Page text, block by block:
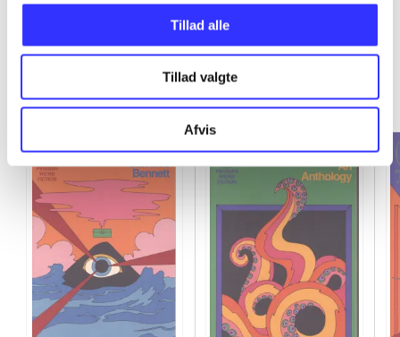
Tillad alle
Tillad valgte
Afvis
Penguin weird fiction
Gå til serien